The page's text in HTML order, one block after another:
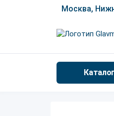
Москва,